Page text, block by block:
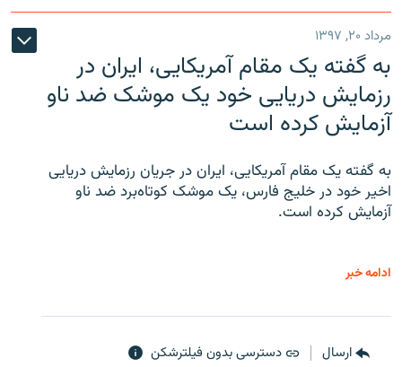
مرداد ۲۰, ۱۳۹۷
به گفته یک مقام آمریکایی، ایران در
رزمایش دریایی خود یک موشک ضد ناو
آزمایش کرده است
به گفته یک مقام آمریکایی، ایران در جریان رزمایش دریایی
اخیر خود در خلیج فارس، یک موشک کوتاه‌برد ضد ناو
آزمایش کرده است.
ادامه خبر
ارسال دسترسی بدون فیلترشکن